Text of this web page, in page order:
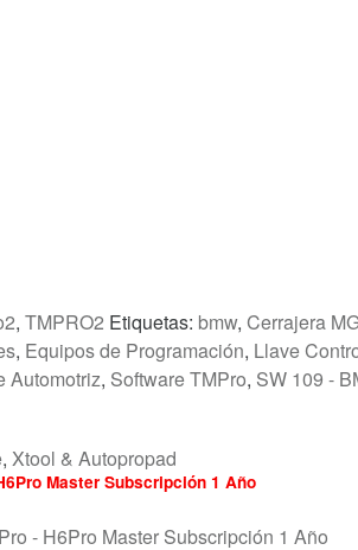
, TMPRO2 Etiquetas: bmw, Cerrajera
, Equipos de Programación, Llave
Automotriz, Software TMPro, SW 109 -
, Xtool & Autopropad
Master Subscripción 1 Año